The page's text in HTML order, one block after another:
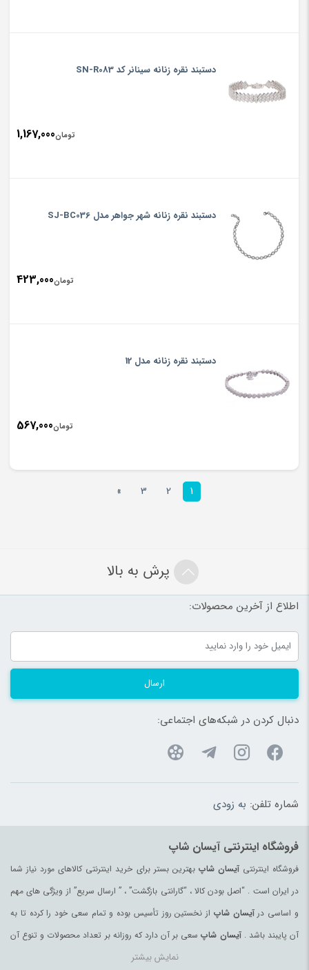
دستبند نقره زنانه سینانر کد SN-R083
تومان1,167,000
دستبند نقره زنانه شهر جواهر مدل SJ-BC036
تومان423,000
دستبند نقره زنانه مدل 12
تومان567,000
1
2
3
»
پرش به بالا
اطلاع از آخرین محصولات:
ارسال
دنبال کردن در شبکه‌های اجتماعی:
شماره تلفن: به زودی
فروشگاه اینترنتی آیسان شاپ
فروشگاه اینترنتیآیسان شاپبهترین بستر برای خرید اینترنتی کالاهای مورد نیاز شما
در ایران است . “اصل بودن کالا ، “گارانتی بازگشت” ، ” ارسال سریع” از ویژگی های مهم
و اساسی درآیسان شاپ از نخستین روز تأسیس بوده و تمام سعی خود را کرده تا به
آن پایبند باشد .آیسان شاپ سعی بر آن دارد که روزانه بر تعداد محصولات و تنوع آن
بیفزاید تا بتواند نیاز همه ی افراد با هر نوع سلیقه را در خرید محصولات اینترنتی مرتفع
نمایش بیشتر